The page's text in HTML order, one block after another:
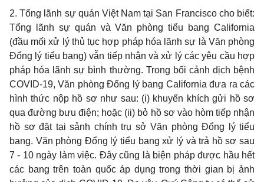
2. Tổng lãnh sự quán Việt Nam tại San Francisco cho biết:
Tổng lãnh sự quán và Văn phòng tiểu bang California
(đầu mối xử lý thủ tục hợp pháp hóa lãnh sự là Văn phòng
Đổng lý tiểu bang) vẫn tiếp nhận và xử lý các yêu cầu hợp
pháp hóa lãnh sự bình thường. Trong bối cảnh dịch bệnh
COVID-19, Văn phòng Đổng lý bang Californiađưa ra các
hình thức nộp hồ sơ như sau: (i) khuyến khích gửi hồsơ
qua đường bưu điện; hoặc (ii) bỏ hồ sơ vào hòm tiếp nhận
hồ sơ đặt tại sảnh chính trụ sở Văn phòng Đổng lý tiểu
bang. Văn phòng Đổng lý tiểu bang xử lý và trả hồ sơ sau
7 - 10 ngày làm việc. Đây cũng là biện pháp được hầu hết
các bang trên toàn quốcáp dụng trong thời gian bị ảnh